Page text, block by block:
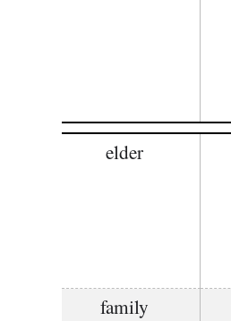
elder
family